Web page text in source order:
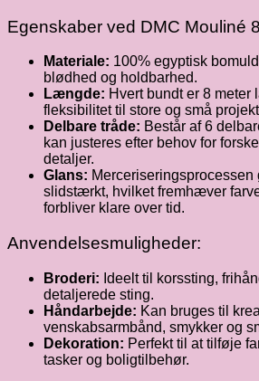
Egenskaber ved DMC Mouliné
Materiale: 100% egyptisk
blødhed og holdbarhed.
Længde: Hvert bundt er 8 meter
fleksibilitet til store og små
Delbare tråde: Består af 6
kan justeres efter behov for
detaljer.
Glans: Merceriseringsprocessen
slidstærkt, hvilket fremhæver
forbliver klare over tid.
Anvendelsesmuligheder:
Broderi: Ideelt til korssting,
detaljerede sting.
Håndarbejde: Kan bruges til
venskabsarmbånd, smykker og
Dekoration: Perfekt til at tilføje
tasker og boligtilbehør.